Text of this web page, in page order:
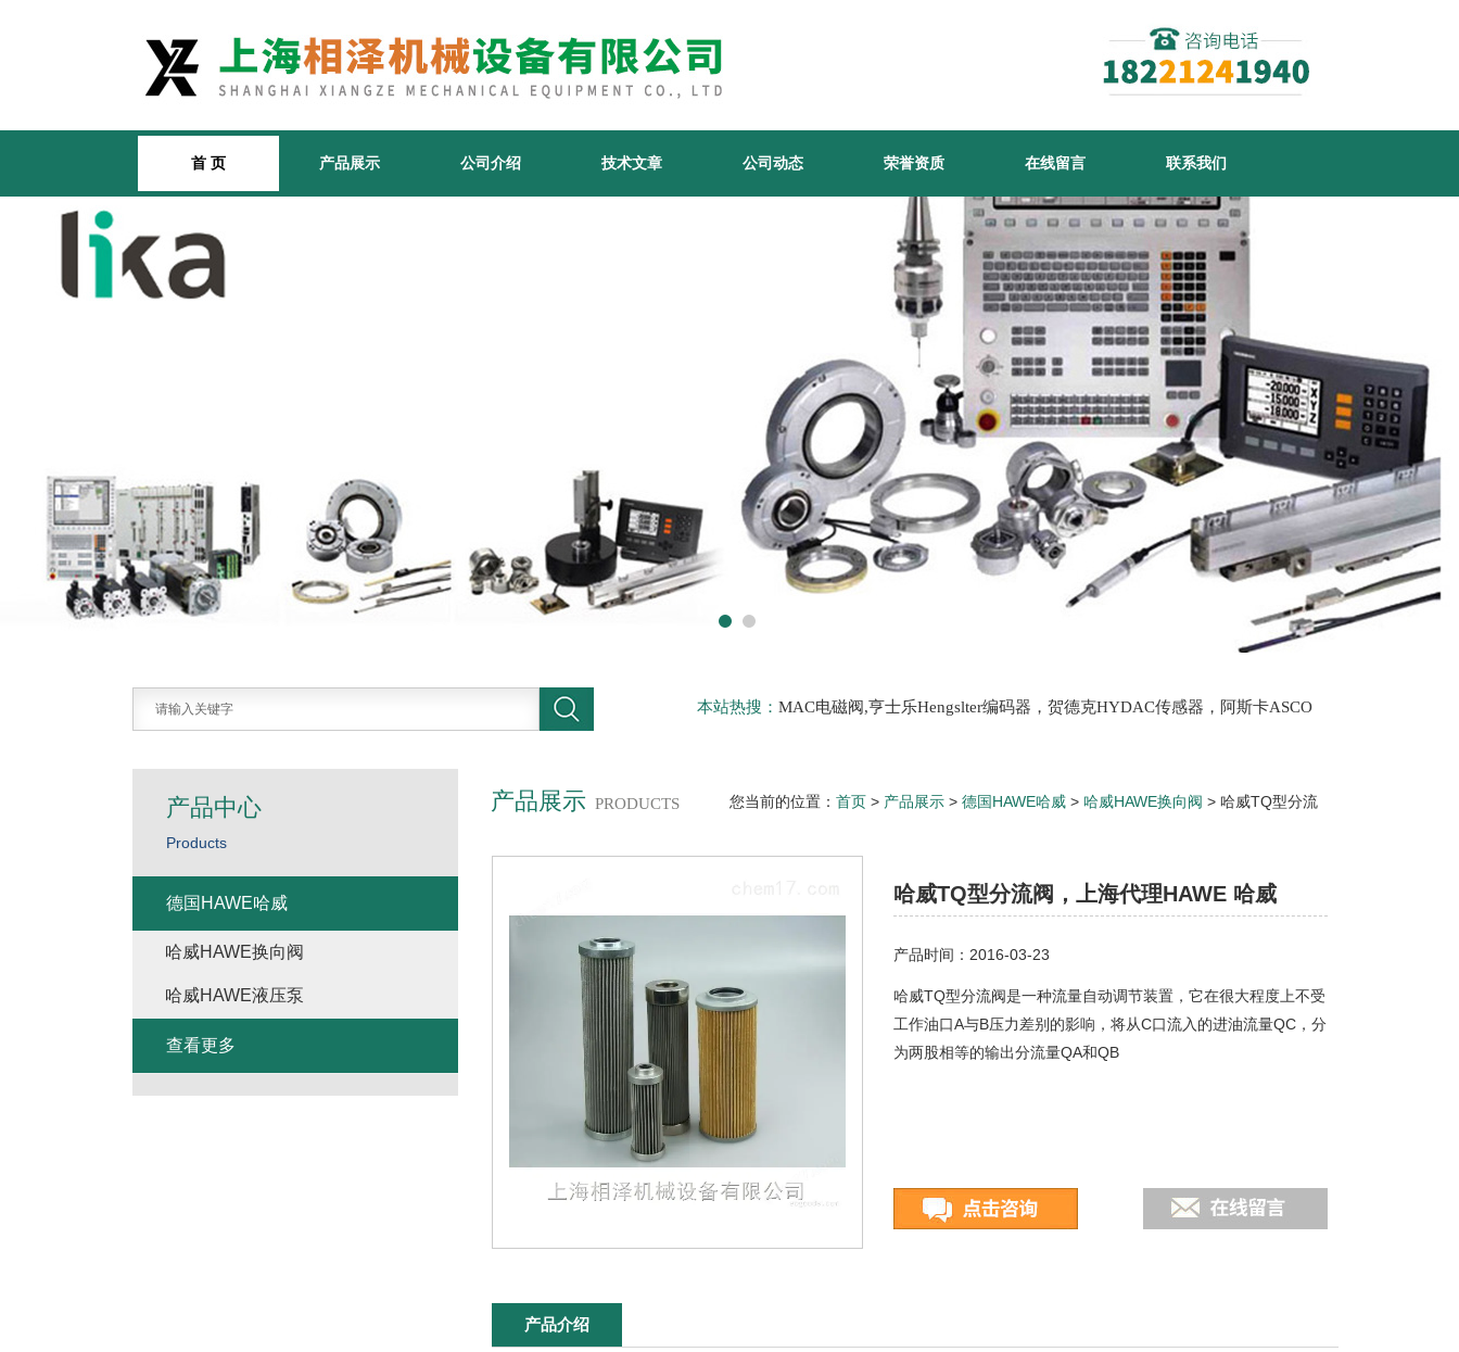
首 页 产品展示 公司介绍 技术文章 公司动态 荣誉资质 在线留言 联系我们
本站热搜： MAC电磁阀,亨士乐Hengslter编码器，贺德克HYDAC传感器，阿斯卡ASCO
产品展示 PRODUCTS 您当前的位置： 首页 > 产品展示 > 德国HAWE哈威 > 哈威HAWE换向阀 > 哈威TQ型分流
哈威TQ型分流阀，上海代理HAWE 哈威
产品时间：2016-03-23
哈威TQ型分流阀是一种流量自动调节装置，它在很大程度上不受
工作油口A与B压力差别的影响，将从C口流入的进油流量QC，分
为两股相等的输出分流量QA和QB
产品介绍
产品中心
Products
德国HAWE哈威
哈威HAWE换向阀
哈威HAWE液压泵
查看更多